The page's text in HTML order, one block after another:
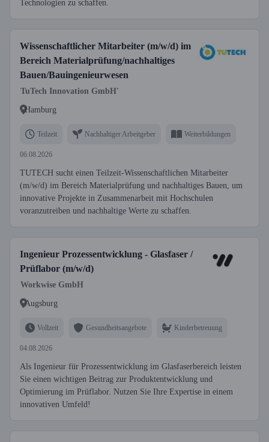
Technologien zu schaffen.
Wissenschaftlicher Mitarbeiter (m/w/d) im
Bereich Materialprüfung/nachhaltiges
Bauen/Bauingenieurwesen
TuTech Innovation GmbH'
Hamburg
Teilzeit Nachhaltiger Arbeitgeber Weiterbildungen
06.08.2026
TUTECH sucht einen Teilzeit-Wissenschaftlichen Mitarbeiter
(m/w/d) im Bereich Materialprüfung und nachhaltiges Bauen, um
innovative Projekte in Zusammenarbeit mit Hochschulen
voranzutreiben und nachhaltige Werte zu schaffen.
Ingenieur Prozessentwicklung - Glasfaser /
Prüflabor (m/w/d)
Workwise GmbH
Augsburg
Vollzeit Gesundheitsangebote Kinderbetreuung
04.08.2026
Als Ingenieur für Prozessentwicklung im Glasfaserbereich leisten
Sie einen wichtigen Beitrag zur Produktentwicklung und
Optimierung im Prüflabor. Nutzen Sie Ihre Expertise in einem
innovativen Umfeld!